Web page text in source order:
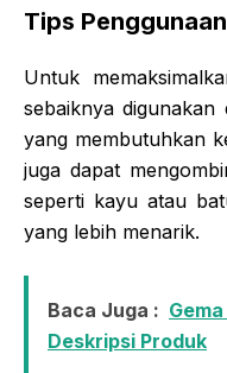
Tips Penggunaan
Untuk
sebaiknya
yang membutuhkan
juga dapat
seperti kayu atau
yang lebih menarik.
Baca Juga :
Deskripsi Produk